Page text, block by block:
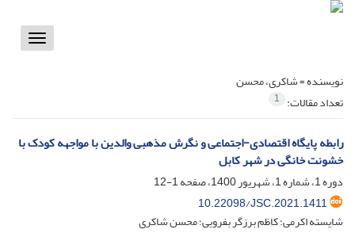
Toggle
نویسنده =شاکری، محسن
تعداد مقالات: 1
رابطه پایگاه اقتصادی-اجتماعی و نگرش مذهبی والدین با مواجهه کودک با
خشونت خانگی در شهر کابل
دوره 1، شماره 1، شهریور 1400، صفحه
1-12
10.22098/JSC.2021.1411
شایسته اکرمی؛ کاظم برزگر بفرویی؛ محسن شاکری